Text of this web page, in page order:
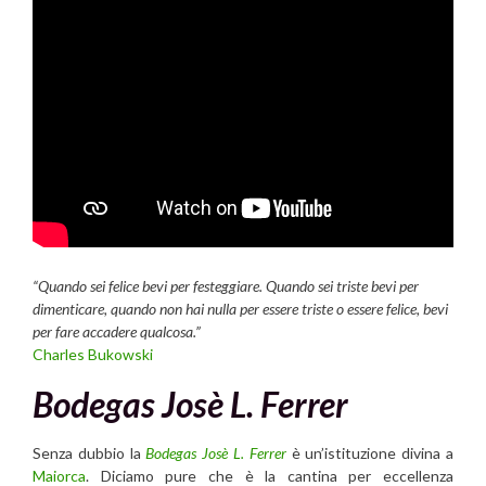
“Quando sei felice bevi per festeggiare. Quando sei triste bevi per
dimenticare, quando non hai nulla per essere triste o essere felice, bevi
per fare accadere qualcosa.”
Charles Bukowski
Bodegas Josè L. Ferrer
Senza dubbio laBodegas Josè L. Ferrer è un’istituzione divina a
Maiorca. Diciamo pure che è la cantina per eccellenza